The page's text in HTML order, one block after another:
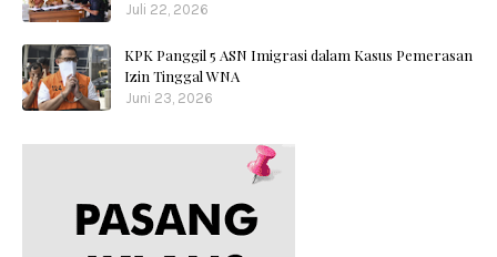
Juli 22, 2026
KPK Panggil 5 ASN Imigrasi dalam Kasus Pemerasan
Izin Tinggal WNA
Juni 23, 2026